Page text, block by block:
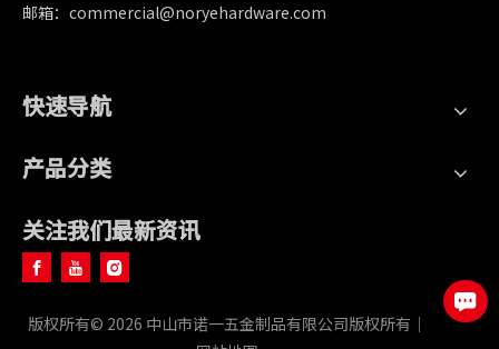
邮箱：commercial@noryehardware.com
快速导航
产品分类
关注我们最新资讯
版权所有© 2026 中山市诺一五金制品有限公司版权所有｜